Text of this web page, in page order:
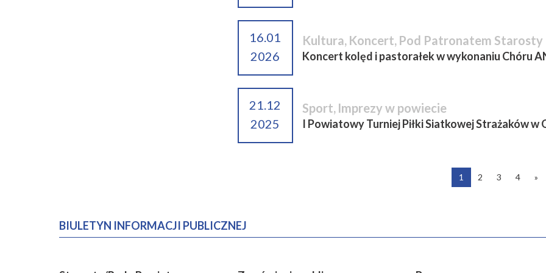
16.01
2026
Kultura, Koncert, Pod Patronatem Starosty
Koncert kolęd i pastorałek w wykonaniu Chóru
21.12
2025
Sport, Imprezy w powiecie
I Powiatowy Turniej Piłki Siatkowej Strażaków w
1 2 3 4 »
BIULETYN INFORMACJI PUBLICZNEJ